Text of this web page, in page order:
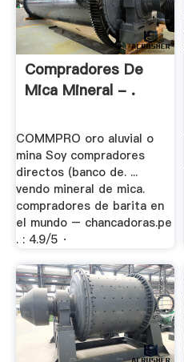
Compradores De
Mica Mineral - .
COMMPRO oro aluvial o
mina Soy compradores
directos (banco de. ...
vendo mineral de mica.
compradores de barita en
el mundo – chancadoras.pe
. : 4.9/5 ·